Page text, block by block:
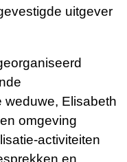
uitgever
weduwe, Elisabeth
omgeving
activiteiten